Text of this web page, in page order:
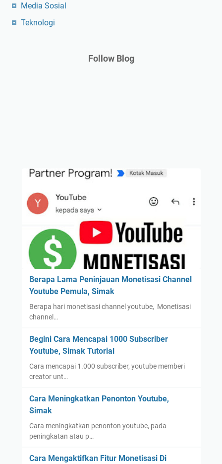
Media Sosial
Teknologi
Follow Blog
Berapa Lama Peninjauan Monetisasi Channel
Youtube Pemula, Simak
Berapa hari monetisasi channel youtube, Monetisasi
channel…
Begini Cara Mencapai 1000 Subscriber
Youtube, Simak Tutorial
Cara mencapai 1.000 subscriber, youtube memberi
creator unt…
Cara Meningkatkan Penonton Youtube,
Simak
Cara meningkatkan penonton youtube, pada
peningkatan atau p…
Cara Mengaktifkan Fitur Monetisasi Di